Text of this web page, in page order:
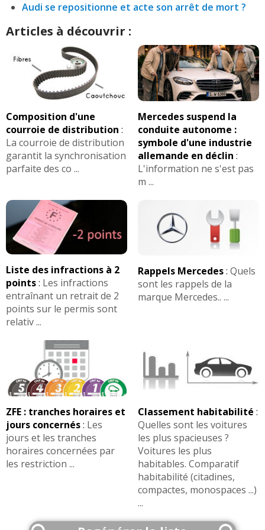
Audi se repositionne et acte son arrêt de mort ?
Articles à découvrir :
Composition d'une
courroie de distribution :
La courroie de distribution
garantit la synchronisation
parfaite des co ...
Mercedes suspend la
conduite autonome :
symbole d'une industrie
allemande en déclin :
L'information ne s'est pas
m ...
Liste des infractions à 2
points: Les infractions
entraînant un retrait de 2
points sur le permis sont
relativ ...
Rappels Mercedes: Quels
sont les rappels de la
marque Mercedes.. ...
ZFE : tranches horaires et
jours concernés: Les
jours et les tranches
horaires concernées par
les restriction ...
Classement habitabilité :
Quelles sont les voitures
les plus spacieuses ?
Voitures les plus
habitables. Comparatif
habitabilité (citadines,
compactes, monospaces ...)
...